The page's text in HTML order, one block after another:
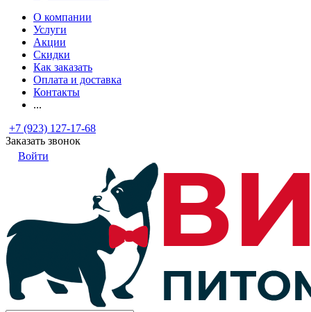
О компании
Услуги
Акции
Скидки
Как заказать
Оплата и доставка
Контакты
...
+7 (923) 127-17-68
Заказать звонок
Войти